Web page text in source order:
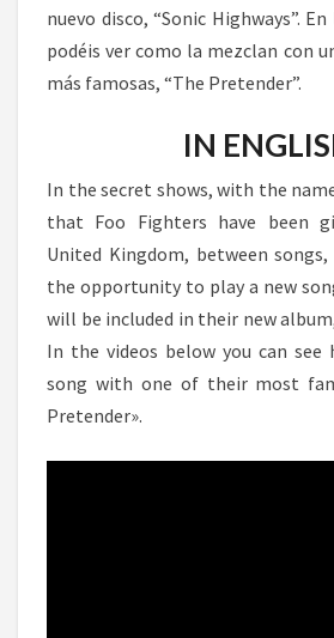
nuevo disco, “Sonic Highways”.
podéis ver como la mezclan con
más famosas, “The Pretender”.
IN
In the secret shows, with the
that Foo Fighters have been
United Kingdom, between
the opportunity to play a new
will be included in their new
In the videos below you can
song with one of their most
Pretender».